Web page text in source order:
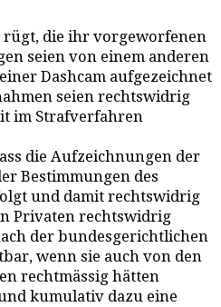
die ihr vorgeworfenen
seien von einem anderen
Dashcam aufgezeichnet
seien rechtswidrig
im Strafverfahren
die Aufzeichnungen der
Bestimmungen des
und damit rechtswidrig
Privaten rechtswidrig
der bundesgerichtlichen
wenn sie auch von den
rechtmässig hätten
kumulativ dazu eine